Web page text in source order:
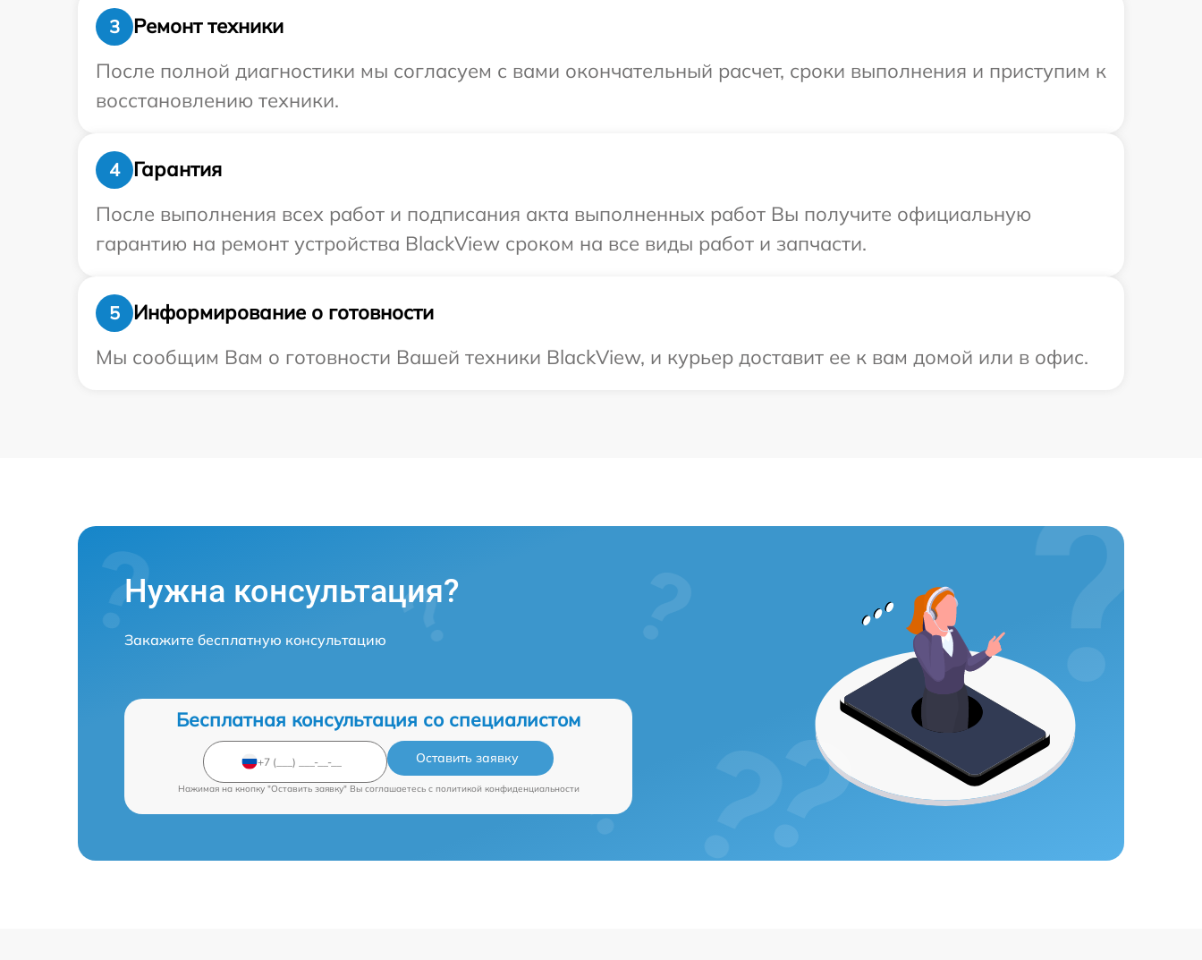
3
Ремонт техники
После полной диагностики мы согласуем с вами окончательный расчет, сроки выполнения и приступим к
восстановлению техники.
4
Гарантия
После выполнения всех работ и подписания акта выполненных работ Вы получите официальную
гарантию на ремонт устройства BlackView сроком на все виды работ и запчасти.
5
Информирование о готовности
Мы сообщим Вам о готовности Вашей техники BlackView, и курьер доставит ее к вам домой или в офис.
Нужна консультация?
Закажите бесплатную консультацию
Бесплатная консультация со специалистом
Оставить заявку
Нажимая на кнопку "Оставить заявку" Вы соглашаетесь c политикой конфиденциальности